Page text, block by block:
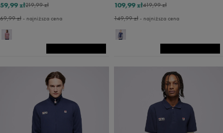
219,99 zł
59,99 zł
69,99 zł- najniższa cena
419,99 zł
109,99 zł
149,99 zł- najniższa cena